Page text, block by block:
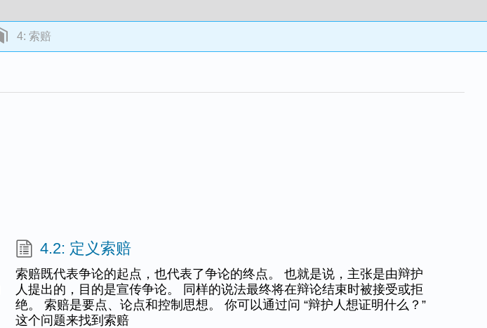
4: 索赔
4.2: 定义索赔
索赔既代表争论的起点，也代表了争论的终点。 也就是说，主张是由辩护
人提出的，目的是宣传争论。 同样的说法最终将在辩论结束时被接受或拒
绝。 索赔是要点、论点和控制思想。 你可以通过问 “辩护人想证明什么？”
这个问题来找到索赔